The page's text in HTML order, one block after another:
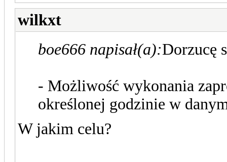
wilkxt
boe666 napisał(a):Dorzucę
- Możliwość wykonania
określonej godzinie w
W jakim celu?